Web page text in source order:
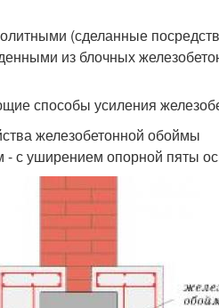
(сделанные
из блочных
способы усиления
железобетонной обоймы
с уширением опорной пяты